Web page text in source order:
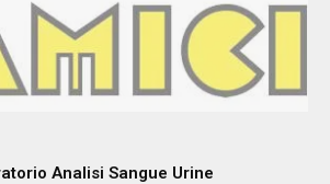
Analisi Sangue Urine